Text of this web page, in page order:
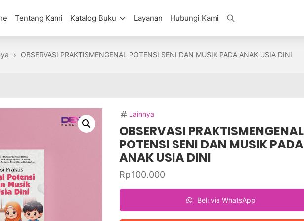
Tentang Kami Katalog Buku Layanan Hubungi Kami
OBSERVASI PRAKTISMENGENAL POTENSI SENI DAN MUSIK PADA ANAK USIA DINI
Lainnya
OBSERVASI PRAKTISMENGENAL
POTENSI SENI DAN MUSIK PADA
ANAK USIA DINI
Rp100.000
Beli via WhatsApp